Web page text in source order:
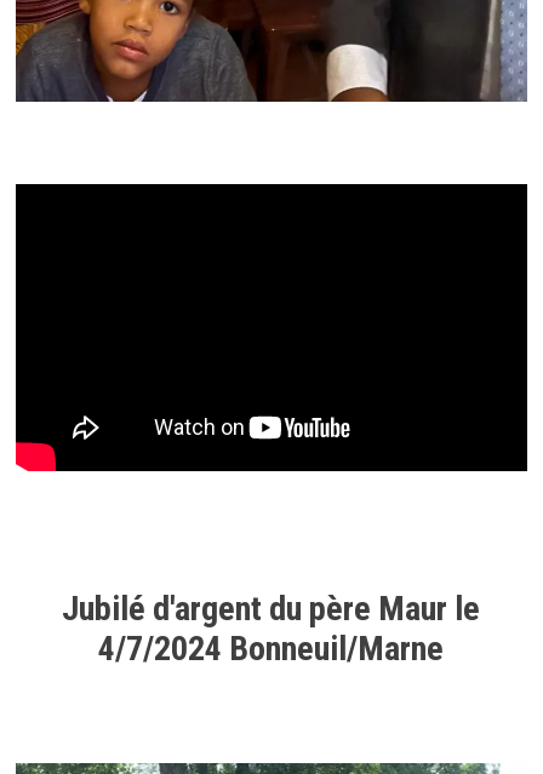
Jubilé d'argent du père Maur le
4/7/2024 Bonneuil/Marne